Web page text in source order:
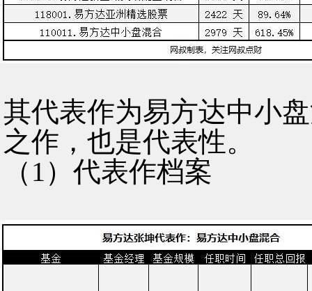
其代表作为易方达中小
之作，也是代表性。
（1）代表作档案